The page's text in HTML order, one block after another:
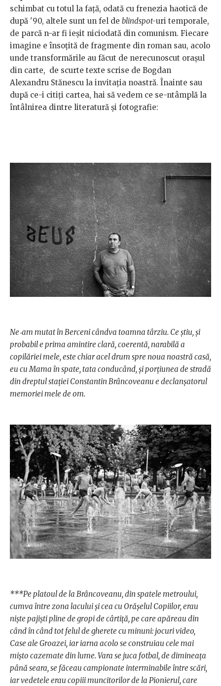
schimbat cu totul la față, odată cu frenezia haotică de
după '90, altele sunt un fel de blindspot-uri temporale,
de parcă n-ar fi ieșit niciodată din comunism. Fiecare
imagine e însoțită de fragmente din roman sau, acolo
unde transformările au făcut de nerecunoscut orașul
din carte, de scurte texte scrise de Bogdan
Alexandru Stănescu la invitația noastră. Înainte sau
după ce-i citiți cartea, hai să vedem ce se-ntâmplă la
întâlnirea dintre literatură și fotografie:
Ne‑am mutat în Berceni cândva toamna târziu. Ce ştiu, şi
probabil e prima amintire clară, coerentă, narabilă a
copilăriei mele, este chiar acel drum spre noua noastră casă,
eu cu Mama în spate, tata conducând, şi porţiunea de stradă
din dreptul staţiei Constantin Brâncoveanu e declanşatorul
memoriei mele de om.
***Pe platoul de la Brâncoveanu, din spatele metroului,
cumva între zona lacului și cea cu Orășelul Copiilor, erau
niște pajiști pline de gropi de cârtiță, pe care apăreau din
când în când tot felul de gherete cu minuni: jocuri video,
Case ale Groazei, iar iarna acolo se construiau cele mai
mișto cazemate din lume. Vara se juca fotbal, de dimineața
până seara, se făceau campionate interminabile între scări,
iar vedetele erau copiii muncitorilor de la Pionierul, care